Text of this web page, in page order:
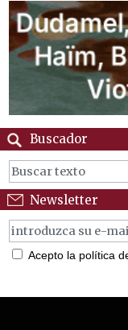
Buscador
Newsletter
Acepto la política